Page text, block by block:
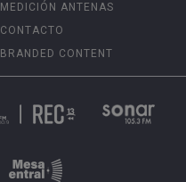
MEDICIÓN ANTENAS
CONTACTO
BRANDED CONTENT